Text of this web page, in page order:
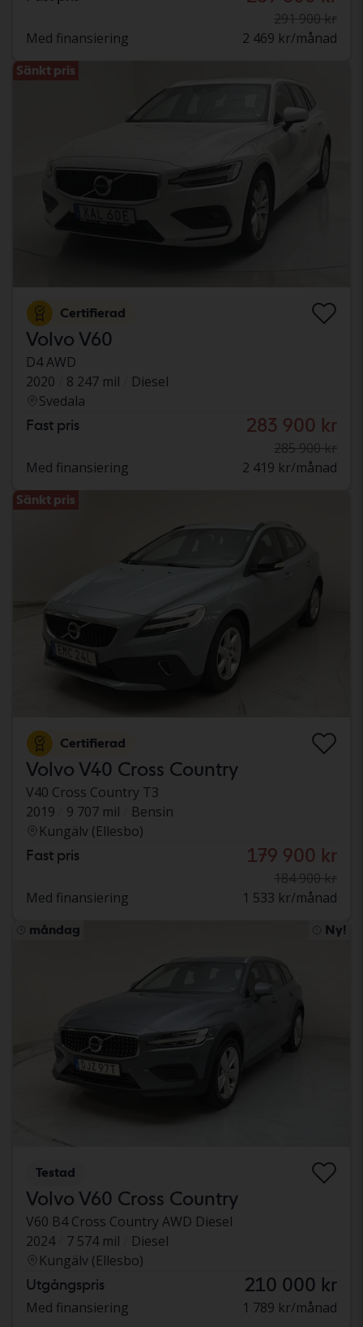
291 900 kr
Med finansiering
2 469 kr/månad
Sänkt pris
Certifierad
Volvo V60
D4 AWD
2020
8 247 mil
Diesel
Svedala
Fast pris 283 900 kr
285 900 kr
Med finansiering
2 419 kr/månad
Sänkt pris
Certifierad
Volvo V40 Cross Country
V40 Cross Country T3
2019
9 707 mil
Bensin
Kungälv (Ellesbo)
Fast pris 179 900 kr
184 900 kr
Med finansiering
1 533 kr/månad
måndag Ny!
Testad
Volvo V60 Cross Country
V60 B4 Cross Country AWD Diesel
2024
7 574 mil
Diesel
Kungälv (Ellesbo)
Utgångspris 210 000 kr
Med finansiering 1 789 kr/månad